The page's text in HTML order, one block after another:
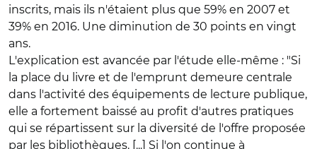
inscrits, mais ils n'étaient plus que 59% en 2007 et
39% en 2016. Une diminution de 30 points en vingt
ans.
L'explication est avancée par l'étude elle-même : "Si
la place du livre et de l'emprunt demeure centrale
dans l'activité des équipements de lecture publique,
elle a fortement baissé au profit d'autres pratiques
qui se répartissent sur la diversité de l'offre proposée
par les bibliothèques. [...] Si l'on continue à